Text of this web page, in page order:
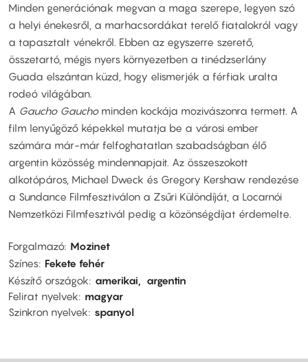
Minden generációnak megvan a maga szerepe, legyen szó
a helyi énekesről, a marhacsordákat terelő fiatalokról vagy
a tapasztalt vénekről. Ebben az egyszerre szerető,
összetartó, mégis nyers környezetben a tinédzserlány
Guada elszántan küzd, hogy elismerjék a férfiak uralta
rodeó világában.
A Gaucho Gauchominden kockája mozivászonra termett. A
film lenyűgöző képekkel mutatja be a városi ember
számára már-már felfoghatatlan szabadságban élő
argentin közösség mindennapjait. Az összeszokott
alkotópáros, Michael Dweck és Gregory Kershaw rendezése
a Sundance Filmfesztiválon a Zsűri Különdíját, a Locarnói
Nemzetközi Filmfesztivál pedig a közönségdíjat érdemelte.
Forgalmazó Mozinet
Színes Fekete fehér
Készítő országok
amerikai
argentin
Felirat nyelvek
magyar
Szinkron nyelvek
spanyol